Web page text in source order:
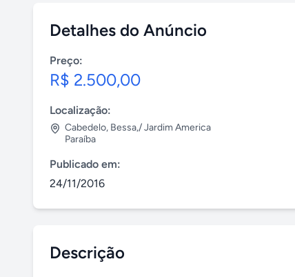
Detalhes do Anúncio
Preço:
R$ 2.500,00
Localização:
Cabedelo, Bessa,/ Jardim America
Paraíba
Publicado em:
24/11/2016
Descrição